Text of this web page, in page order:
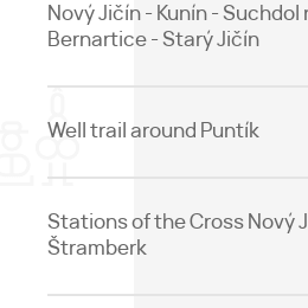
Nový Jičín - Kunín - Suchdol
Bernartice - Starý Jičín
Well trail around Puntík
Stations of the Cross Nový
Štramberk